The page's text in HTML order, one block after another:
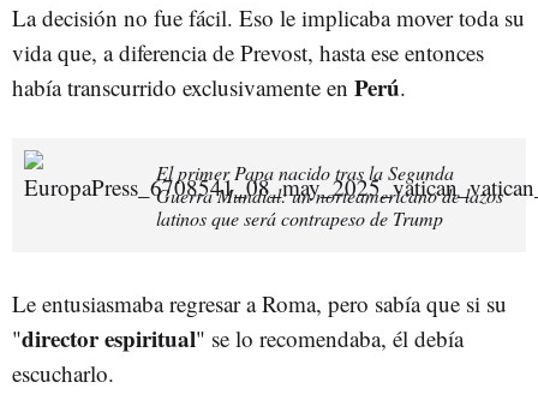
La decisión no fue fácil. Eso le implicaba mover toda su
vida que, a diferencia de Prevost, hasta ese entonces
había transcurrido exclusivamente en Perú.
El primer Papa nacido tras la Segunda
Guerra Mundial: un norteamericano de lazos
latinos que será contrapeso de Trump
Le entusiasmaba regresar a Roma, pero sabía que si su
"director espiritual" se lo recomendaba, él debía
escucharlo.